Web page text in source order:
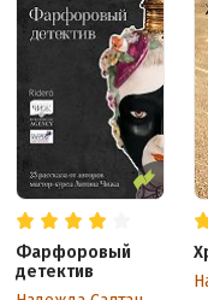
Фарфоровый
детектив